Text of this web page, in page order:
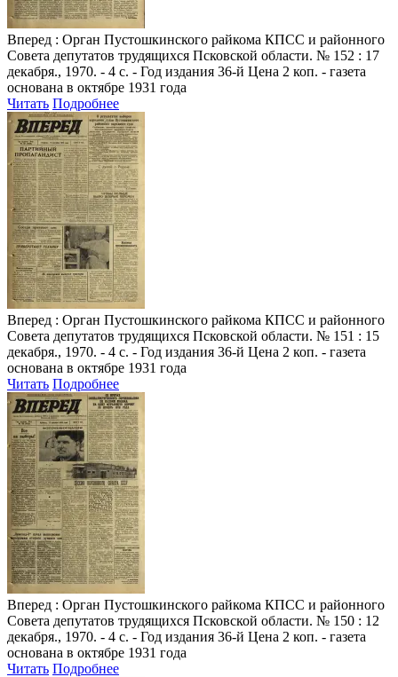
Вперед : Орган Пустошкинского райкома КПСС и районного
Совета депутатов трудящихся Псковской области. № 152 : 17
декабря., 1970. - 4 с. - Год издания 36-й Цена 2 коп. - газета
основана в октябре 1931 года
Читать Подробнее
Вперед : Орган Пустошкинского райкома КПСС и районного
Совета депутатов трудящихся Псковской области. № 151 : 15
декабря., 1970. - 4 с. - Год издания 36-й Цена 2 коп. - газета
основана в октябре 1931 года
Читать Подробнее
Вперед : Орган Пустошкинского райкома КПСС и районного
Совета депутатов трудящихся Псковской области. № 150 : 12
декабря., 1970. - 4 с. - Год издания 36-й Цена 2 коп. - газета
основана в октябре 1931 года
Читать Подробнее